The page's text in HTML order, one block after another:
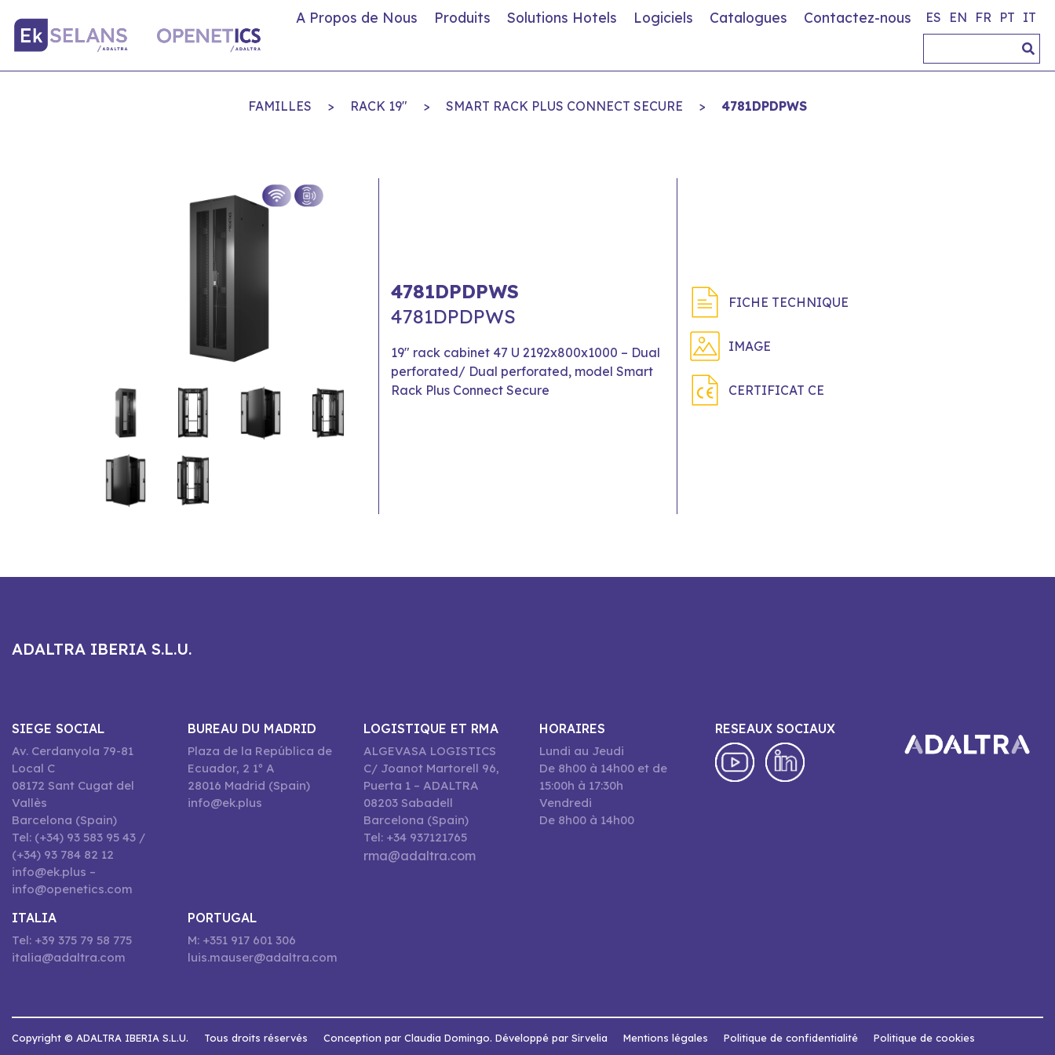
A Propos de Nous Produits Solutions Hotels Logiciels Catalogues Contactez-nous ES EN FR PT IT
FAMILLES > RACK 19" > SMART RACK PLUS CONNECT SECURE > 4781DPDPWS
4781DPDPWS
4781DPDPWS
19" rack cabinet 47 U 2192x800x1000 – Dual
perforated/ Dual perforated, model Smart
Rack Plus Connect Secure
FICHE TECHNIQUE
IMAGE
CERTIFICAT CE
ADALTRA IBERIA S.L.U.
SIEGE SOCIAL
Av. Cerdanyola 79-81
Local C
08172 Sant Cugat del
Vallès
Barcelona (Spain)
Tel: (+34) 93 583 95 43 /
(+34) 93 784 82 12
info@ek.plus –
info@openetics.com
BUREAU DU MADRID
Plaza de la República de
Ecuador, 2 1º A
28016 Madrid (Spain)
info@ek.plus
LOGISTIQUE ET RMA
ALGEVASA LOGISTICS
C/ Joanot Martorell 96,
Puerta 1 – ADALTRA
08203 Sabadell
Barcelona (Spain)
Tel: +34 937121765
rma@adaltra.com
HORAIRES
Lundi au Jeudi
De 8h00 à 14h00 et de
15:00h à 17:30h
Vendredi
De 8h00 à 14h00
RESEAUX SOCIAUX
ITALIA
Tel: +39 375 79 58 775
italia@adaltra.com
PORTUGAL
M: +351 917 601 306
luis.mauser@adaltra.com
Copyright © ADALTRA IBERIA S.L.U. Tous droits réservés Conception par Claudia Domingo. Développé par Sirvelia Mentions légales Politique de confidentialité Politique de cookies